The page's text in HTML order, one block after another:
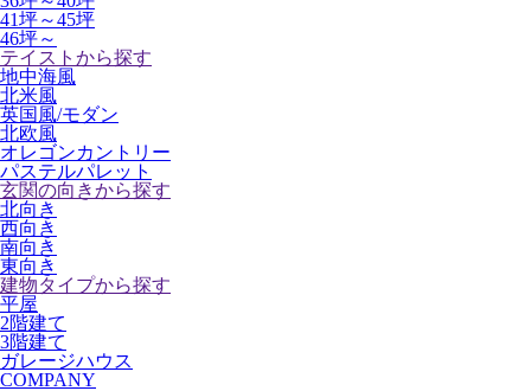
41坪～45坪
46坪～
テイストから探す
地中海風
北米風
英国風/モダン
北欧風
オレゴンカントリー
パステルパレット
玄関の向きから探す
北向き
西向き
南向き
東向き
建物タイプから探す
平屋
2階建て
3階建て
ガレージハウス
COMPANY